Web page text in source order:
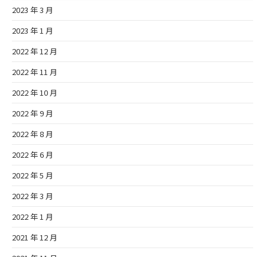
2023 年 3 月
2023 年 1 月
2022 年 12 月
2022 年 11 月
2022 年 10 月
2022 年 9 月
2022 年 8 月
2022 年 6 月
2022 年 5 月
2022 年 3 月
2022 年 1 月
2021 年 12 月